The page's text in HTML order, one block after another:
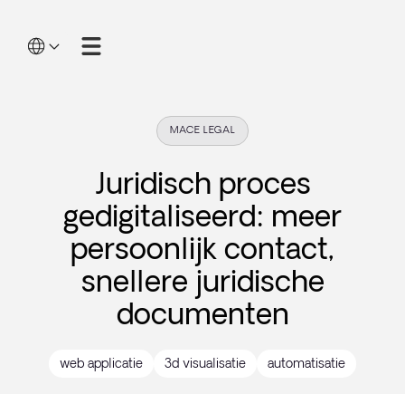
MACE LEGAL
Juridisch proces
gedigitaliseerd: meer
persoonlijk contact,
snellere juridische
documenten
web applicatie 3d visualisatie automatisatie